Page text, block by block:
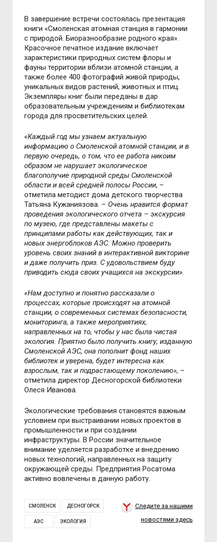
В завершение встречи состоялась презентация
книги «Смоленская атомная станция в гармонии
с природой. Биоразнообразие родного края».
Красочное печатное издание включает
характеристики природных систем флоры и
фауны территории вблизи атомной станции, а
также более 400 фотографий живой природы,
уникальных видов растений, животных и птиц.
Экземпляры книг были переданы в дар
образовательным учреждениям и библиотекам
города для просветительских целей.
«Каждый год мы узнаем актуальную
информацию о Смоленской атомной станции, и в
первую очередь, о том, что ее работа никоим
образом не нарушает экологическое
благополучие природной среды Смоленской
области и всей средней полосы России, –
отметила методист дома детского творчества
Татьяна Кужаниязова. – Очень нравится формат
проведения экологического отчета – экскурсия
по музею, где представлены макеты с
принципами работы как действующих, так и
новых энергоблоков АЭС. Можно проверить
уровень своих знаний в интерактивной викторине
и даже получить приз. С удовольствием буду
приводить сюда своих учащихся на экскурсии».
«Нам доступно и понятно рассказали о
процессах, которые происходят на атомной
станции, о современных системах безопасности,
мониторинга, а также мероприятиях,
направленных на то, чтобы у нас была чистая
экология. Приятно было получить книгу, изданную
Смоленской АЭС, она пополнит фонд наших
библиотек и уверена, будет интересна как
взрослым, так и подрастающему поколению», –
отметила директор Десногорской библиотеки
Олеся Иванова.
Экологические требования становятся важным
условием при выстраивании новых проектов в
промышленности и при создании
инфраструктуры. В России значительное
внимание уделяется разработке и внедрению
новых технологий, направленных на защиту
окружающей среды. Предприятия Росатома
активно вовлечены в данную работу.
СМОЛЕНСК ДЕСНОГОРСК
АЭС ЭКОЛОГИЯ
Следите за нашими
новостями здесь